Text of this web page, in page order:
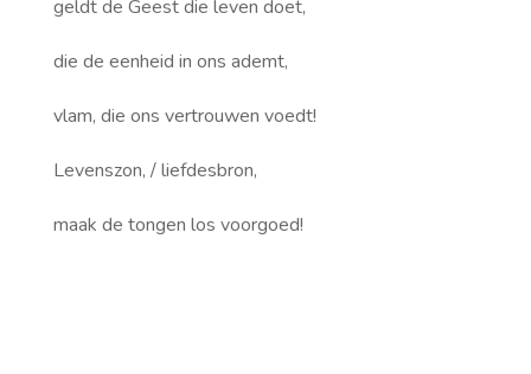
geldt de Geest die leven doet,
die de eenheid in ons ademt,
vlam, die ons vertrouwen voedt!
Levenszon, / liefdesbron,
maak de tongen los voorgoed!